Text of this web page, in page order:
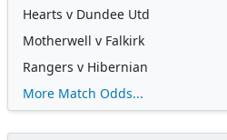
Hearts v Dundee Utd
Motherwell v Falkirk
Rangers v Hibernian
More Match Odds...